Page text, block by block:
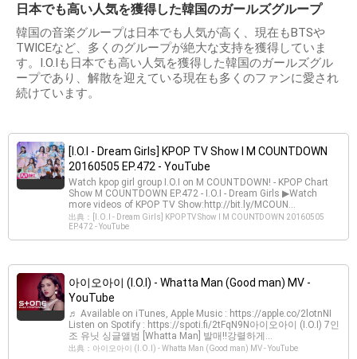
日本でも高い人気を獲得した韓国のガールズグループ
韓国の音楽グループは日本でも人気が高く、現在もBTSや
TWICEなど、多くのグループが絶大な支持を獲得していま
す。I.O.Iも日本でも高い人気を獲得した韓国のガールズグル
ープであり、解散を迎えている現在も多くのファンに愛され
続けています。
[I.O.I - Dream Girls] KPOP TV Show l M COUNTDOWN
20160505 EP.472 - YouTube
Watch kpop girl group I.O.I on M COUNTDOWN! - KPOP Chart
Show M COUNTDOWN EP.472 - I.O.I - Dream Girls ▶Watch
more videos of KPOP TV Show:http://bit.ly/MCOUN...
出典：[I.O.I - Dream Girls] KPOP TV Show l M COUNTDOWN 20160505
EP.472 - YouTube
아이오아이 (I.O.I) - Whatta Man (Good man) MV -
YouTube
♬ Available on iTunes, Apple Music : https://apple.co/2lotnNI
Listen on Spotify : https://spoti.fi/2tFqN9N아이오아이 (I.O.I) 7인
조 유닛 싱글앨범 [Whatta Man] 발매!!강렬하게...
出典：아이오아이 (I.O.I) - Whatta Man (Good man) MV - YouTube